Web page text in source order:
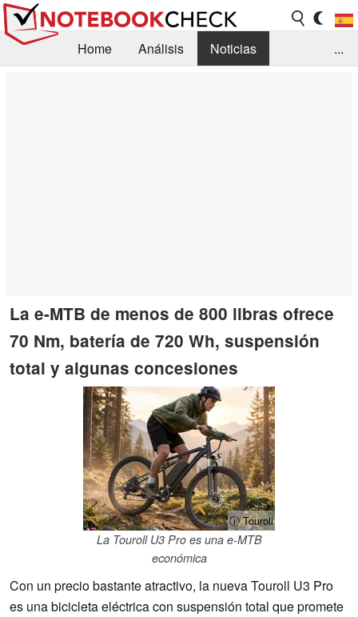
Home Análisis
Noticias
...
La e-MTB de menos de 800 libras ofrece
70 Nm, batería de 720 Wh, suspensión
total y algunas concesiones
ⓘ Touroll
La Touroll U3 Pro es una e-MTB
económica
Con un precio bastante atractivo, la nueva Touroll U3 Pro
es una bicicleta eléctrica con suspensión total que promete